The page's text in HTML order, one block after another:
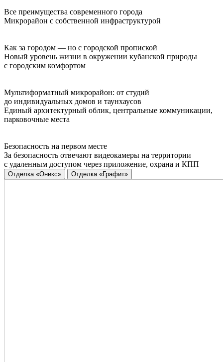
Все преимущества современного города
Микрорайон с собственной инфраструктурой
Как за городом — но с городской пропиской
Новый уровень жизни в окружении кубанской природы
с городским комфортом
Мультиформатный микрорайон: от студий
до индивидуальных домов и таунхаусов
Единый архитектурный облик, центральные коммуникации,
парковочные места
Безопасность на первом месте
За безопасность отвечают видеокамеры на территории
с удаленным доступом через приложение, охрана и КПП
Отделка «Оникс» Отделка «Графит»